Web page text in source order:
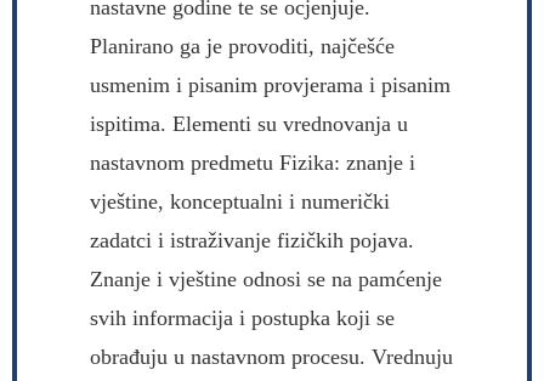
nastavne godine te se ocjenjuje.
Planirano ga je provoditi, najčešće
usmenim i pisanim provjerama i pisanim
ispitima. Elementi su vrednovanja u
nastavnom predmetu Fizika: znanje i
vještine, konceptualni i numerički
zadatci i istraživanje fizičkih pojava.
Znanje i vještine odnosi se na pamćenje
svih informacija i postupka koji se
obrađuju u nastavnom procesu. Vrednuju